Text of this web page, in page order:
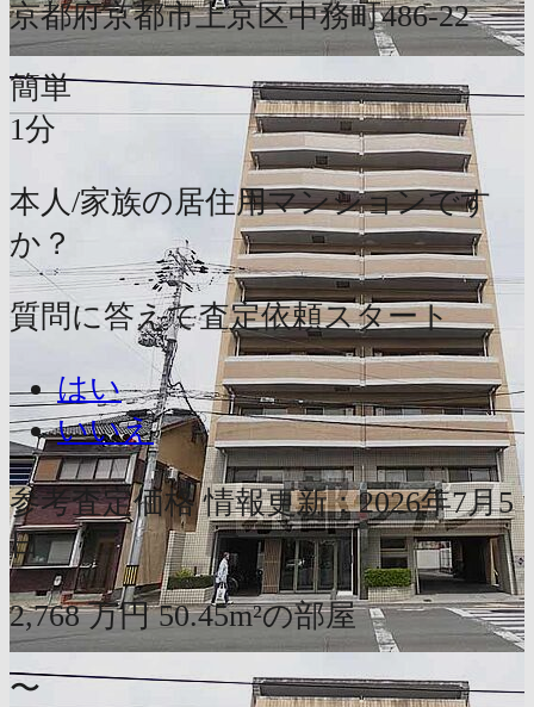
京都府京都市上京区中務町486-22
簡単
1分
本人/家族の居住用マンションです
か？
質問に答えて査定依頼スタート
はい
いいえ
参考査定価格 情報更新：2026年7月5
日
2,768 万円 50.45m²の部屋
〜